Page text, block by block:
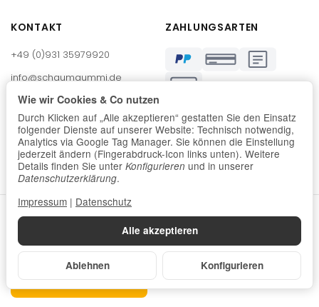
KONTAKT
+49 (0)931 35979920
info@schaumgummi.de
Mo–Fr 8:00 – 17:00 Uhr
Max-Mengeringhausen-Str. 21
97084 Würzburg
ZAHLUNGSARTEN
Alle Preise inkl. gesetzlicher USt., zzgl.Versand
© Schaumstoffe Wegerich GmbH
ImpressumDatenschutzAGBWiderrufsbelehrung
Vertrag widerrufen
Alle akzeptieren
Ablehnen Konfigurieren
Wie wir Cookies & Co nutzen
Durch Klicken auf „Alle akzeptieren“ gestatten Sie den Einsatz
folgender Dienste auf unserer Website: Technisch notwendig,
Analytics via Google Tag Manager. Sie können die Einstellung
jederzeit ändern (Fingerabdruck-Icon links unten). Weitere
Details finden Sie unter Konfigurieren und in unserer
Datenschutzerklärung.
Impressum | Datenschutz